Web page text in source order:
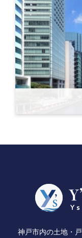
神戸市内の土地・